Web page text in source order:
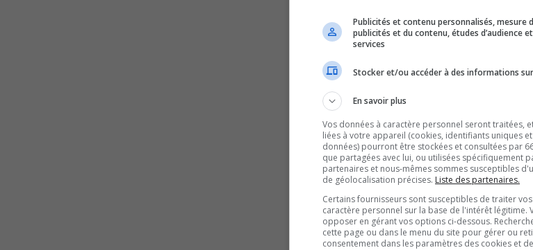
Publicités et contenu personnalisés, mesure
publicités et du contenu, études d’audience
services
Stocker et/ou accéder à des informations
En savoir plus
Vos données à caractère personnel seront traitées,
liées à votre appareil (cookies, identifiants uniques
données) pourront être stockées et consultées par
que partagées avec lui, ou utilisées spécifiquement
partenaires et nous-mêmes sommes susceptibles
de géolocalisation précises. Liste des partenaires.
Certains fournisseurs sont susceptibles de traiter
caractère personnel sur la base de l'intérêt légitime.
opposer en gérant vos options ci-dessous.
cette page ou dans le menu du site pour gérer ou
consentement dans les paramètres des cookies et